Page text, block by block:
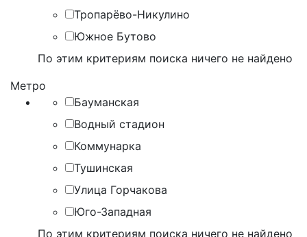
Тропарёво-Никулино
Южное Бутово
По этим критериям поиска ничего не найдено
Метро
Бауманская
Водный стадион
Коммунарка
Тушинская
Улица Горчакова
Юго-Западная
По этим критериям поиска ничего не найдено